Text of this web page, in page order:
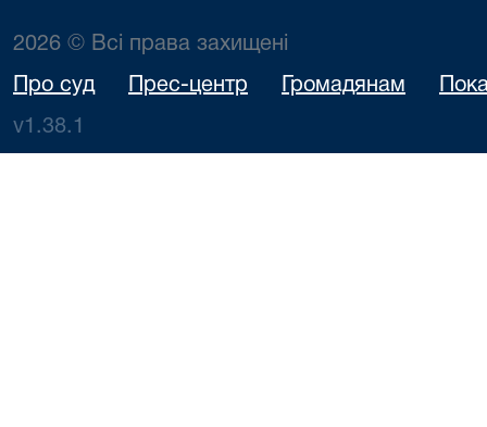
2026 © Всі права захищені
Про суд Прес-центр Громадянам
v1.38.1